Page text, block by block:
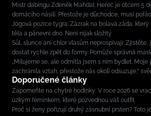
Mistr dabingu Zdeněk Mahdal: Herec je otcem 5
domácího násilí. Přestože je důchodce, musí
Jógová pozice tygra: Zázrak na bolavá záda,
těla a pánevní dno. Není nijak složitý
Sůl, slunce ani chlor vlasům neprospívají: Zjistěte,
dostat rychle zpět do formy. Pomůže správná
„Milujeme se, ale odmítla jsem s ním bydlet. Moje
zachránila vztah, přestože nás okolí odsuzuje,“
Doporučené články
Zapomeňte na chytré hodinky: V roce 2026 se
úzkým řemínkem, které pozvednou váš outfit
Proč si ženy pořizují druhý zásnubní prsten? Toto